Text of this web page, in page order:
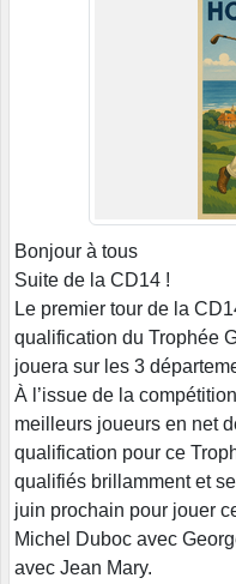
Bonjour à tous
Suite de la CD14 !
Le premier tour de la
qualification du Trophée
jouera sur les 3
À l’issue de la
meilleurs joueurs en net
qualification pour ce
qualifiés brillamment et
juin prochain pour jouer
Michel Duboc avec
avec Jean Mary.